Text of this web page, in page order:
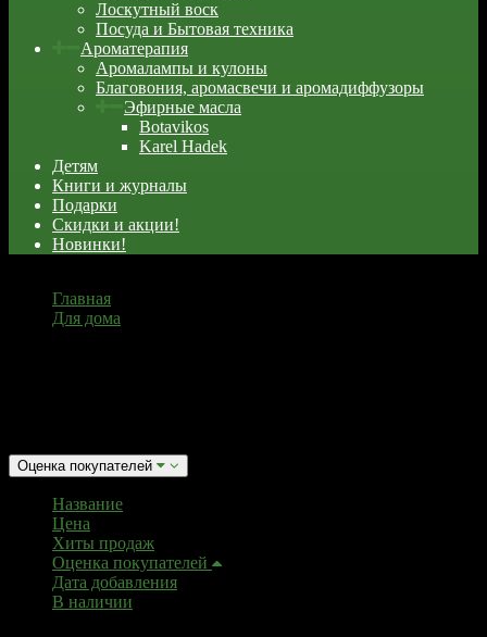
Лоскутный воск
Посуда и Бытовая техника
Ароматерапия
Аромалампы и кулоны
Благовония, аромасвечи и аромадиффузоры
Эфирные масла
Botavikos
Karel Hadek
Детям
Книги и журналы
Подарки
Скидки и акции!
Новинки!
Главная
Для дома
Оценка покупателей
Название
Цена
Хиты продаж
Оценка покупателей
Дата добавления
В наличии